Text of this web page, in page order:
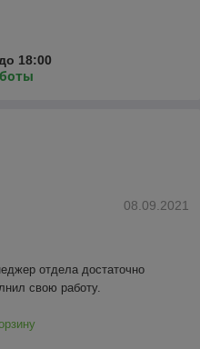
18:00
08.09.2021
отдела достаточно
свою работу.